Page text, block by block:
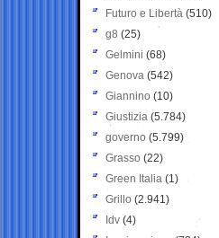
Futuro e Libertà (510)
g8 (25)
Gelmini (68)
Genova (542)
Giannino (10)
Giustizia (5.784)
governo (5.799)
Grasso (22)
Green Italia (1)
Grillo (2.941)
Idv (4)